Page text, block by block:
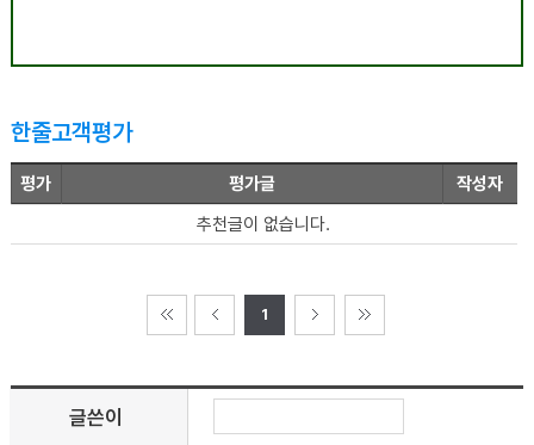
한줄고객평가
평가 평가글
작성자
추천글이 없습니다.
1
글쓴이